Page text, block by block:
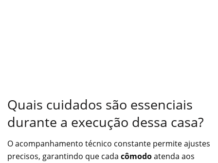
Quais cuidados são essenciais
durante a execução dessa casa?
O acompanhamento técnico constante permite ajustes
precisos, garantindo que cada cômodoatenda aos